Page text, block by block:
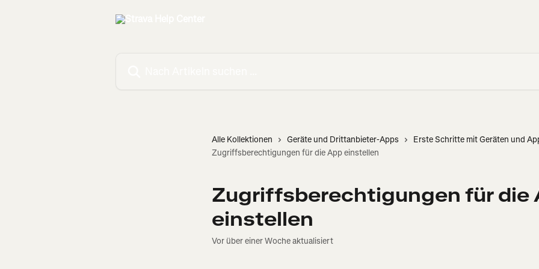
Alle Kollektionen Geräte und Drittanbieter-Apps
Erste Schritte mit Geräten und
Zugriffsberechtigungen für die App einstellen
Zugriffsberechtigungen für die
einstellen
Vor über einer Woche aktualisiert